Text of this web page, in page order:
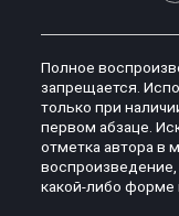
Полное
запрещается.
только при
первом абзаце.
отметка автора в
какой-либо форме